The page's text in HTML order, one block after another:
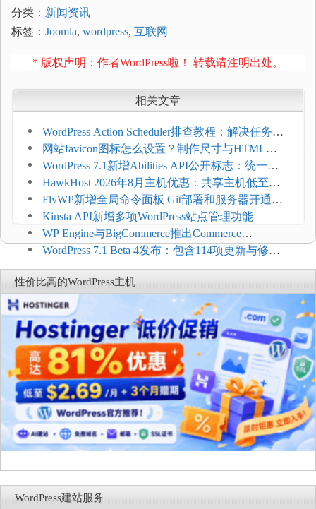
分类： 新闻资讯
标签： Joomla, wordpress, 互联网
* 版权声明：作者WordPress啦！ 转载请注明出处。
相关文章
WordPress Action Scheduler排查教程：解决任务积
压和订单延迟
网站favicon图标怎么设置？制作尺寸与HTML添
加方法
WordPress 7.1新增Abilities API公开标志：统一支
持REST API、MCP与AI代理
HawkHost 2026年8月主机优惠：共享主机低至
$2.61/月，高性能主机同步折扣
FlyWP新增全局命令面板 Git部署和服务器开通更
方便
Kinsta API新增多项WordPress站点管理功能
WP Engine与BigCommerce推出Commerce
Connect：WordPress商店可保留前台体验并扩展电
商能力
WordPress 7.1 Beta 4发布：包含114项更新与修
复，仅建议在测试环境体验
性价比高的WordPress主机
WordPress建站服务